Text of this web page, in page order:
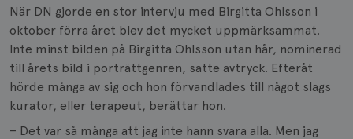
När DN gjorde en stor intervju med Birgitta Ohlsson i
oktober förra året blev det mycket uppmärksammat.
Inte minst bilden på Birgitta Ohlsson utan hår, nominerad
till årets bild i porträttgenren, satte avtryck. Efteråt
hörde många av sig och hon förvandlades till något slags
kurator, eller terapeut, berättar hon.
– Det var så många att jag inte hann svara alla. Men jag